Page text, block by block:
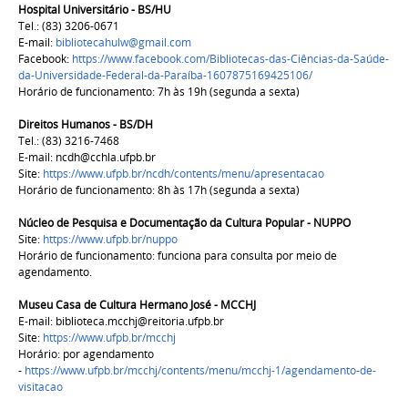
Hospital Universitário - BS/HU
Tel.: (83) 3206-0671
E-mail: bibliotecahulw@gmail.com
Facebook: https://www.facebook.com/Bibliotecas-das-Ciências-da-Saúde-
da-Universidade-Federal-da-Paraíba-1607875169425106/
Horário de funcionamento: 7h às 19h (segunda a sexta)
Direitos Humanos - BS/DH
Tel.: (83) 3216-7468
E-mail: ncdh@cchla.ufpb.br
Site: https://www.ufpb.br/ncdh/contents/menu/apresentacao
Horário de funcionamento: 8h às 17h (segunda a sexta)
Núcleo de Pesquisa e Documentação da Cultura Popular - NUPPO
Site: https://www.ufpb.br/nuppo
Horário de funcionamento: funciona para consulta por meio de
agendamento.
Museu Casa de Cultura Hermano José - MCCHJ
E-mail: biblioteca.mcchj@reitoria.ufpb.br
Site: https://www.ufpb.br/mcchj
Horário: por agendamento
- https://www.ufpb.br/mcchj/contents/menu/mcchj-1/agendamento-de-
visitacao